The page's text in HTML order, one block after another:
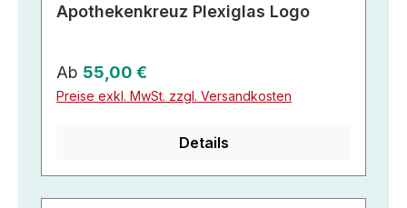
Apothekenkreuz Plexiglas Logo
Regulärer Preis:
Ab 55,00 €
Preise exkl. MwSt. zzgl. Versandkosten
Details